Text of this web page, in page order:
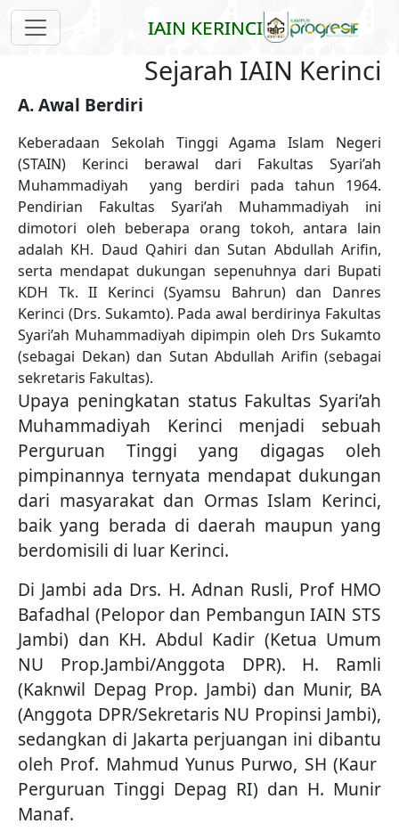
Skip to main content
IAIN KERINCI
Sejarah IAIN Kerinci
A. Awal Berdiri
Keberadaan Sekolah Tinggi Agama Islam Negeri
(STAIN) Kerinci berawal dari Fakultas Syari’ah
Muhammadiyah yang berdiri pada tahun 1964.
Pendirian Fakultas Syari’ah Muhammadiyah ini
dimotori oleh beberapa orang tokoh, antara lain
adalah KH. Daud Qahiri dan Sutan Abdullah Arifin,
serta mendapat dukungan sepenuhnya dari Bupati
KDH Tk. II Kerinci (Syamsu Bahrun) dan Danres
Kerinci (Drs. Sukamto). Pada awal berdirinya Fakultas
Syari’ah Muhammadiyah dipimpin oleh Drs Sukamto
(sebagai Dekan) dan Sutan Abdullah Arifin (sebagai
sekretaris Fakultas).
Upaya peningkatan status Fakultas Syari’ah
Muhammadiyah Kerinci menjadi sebuah
Perguruan Tinggi yang digagas oleh
pimpinannya ternyata mendapat dukungan
dari masyarakat dan Ormas Islam Kerinci,
baik yang berada di daerah maupun yang
berdomisili di luar Kerinci.
Di Jambi ada Drs. H. Adnan Rusli, Prof HMO
Bafadhal (Pelopor dan Pembangun IAIN STS
Jambi) dan KH. Abdul Kadir (Ketua Umum
NU Prop.Jambi/Anggota DPR). H. Ramli
(Kaknwil Depag Prop. Jambi) dan Munir, BA
(Anggota DPR/Sekretaris NU Propinsi Jambi),
sedangkan di Jakarta perjuangan ini dibantu
oleh Prof. Mahmud Yunus Purwo, SH (Kaur
Perguruan Tinggi Depag RI) dan H. Munir
Manaf.